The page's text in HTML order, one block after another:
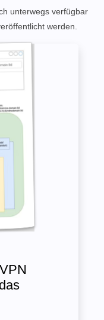
unterwegs verfügbar
werden.